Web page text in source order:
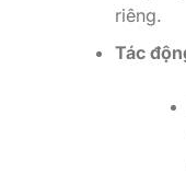
riêng.
Tác